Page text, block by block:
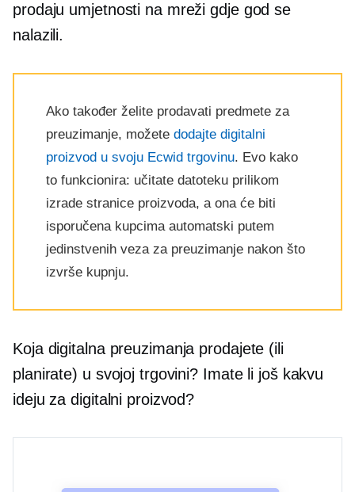
prodaju umjetnosti na mreži gdje god se
nalazili.
Ako također želite prodavati predmete za
preuzimanje, možete dodajte digitalni
proizvod u svoju Ecwid trgovinu. Evo kako
to funkcionira: učitate datoteku prilikom
izrade stranice proizvoda, a ona će biti
isporučena kupcima automatski putem
jedinstvenih veza za preuzimanje nakon što
izvrše kupnju.
Koja digitalna preuzimanja prodajete (ili
planirate) u svojoj trgovini? Imate li još kakvu
ideju za digitalni proizvod?